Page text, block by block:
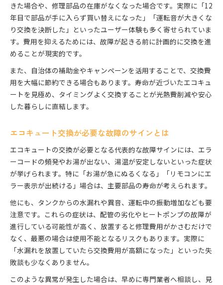
きた場合や、修理部品の在庫がなくなった場合です。実際に「12
年目で部品が手に入らず買い替えになった」「運転音が大きくな
り交換を決断した」といったユーザー体験も多く寄せられていま
す。費用を抑えるためには、故障が起きる前に計画的に交換を進
めることが現実的です。
また、自治体の補助金やキャンペーンを活用することで、交換費
用を大幅に節約できる場合もあります。寿命が近づいたエコキュ
ートを見極め、タイミングよく交換することが光熱費削減や安心
した暮らしに直結します。
エコキュート交換が必要な故障のサインとは
エコキュートの交換が必要となる代表的な故障サインには、エラ
ーコードの頻発やお湯が出ない、湯温が安定しないといった症状
が挙げられます。特に「お湯が急にぬるくなる」「リモコンにエ
ラー表示が出続ける」場合は、主要部品の寿命が考えられます。
他にも、タンクからの水漏れや異音、運転中の振動増加なども要
注意です。これらの症状は、配管の劣化やヒートポンプの故障が
進行している可能性が高く、放置すると修理費用がかさむだけで
なく、最悪の場合は使用不能となるリスクもあります。実際に
「水漏れを放置していたら交換費用が高額になった」といった失
敗談も少なくありません。
このような異常が発生した場合は、早めに専門業者へ相談し、見